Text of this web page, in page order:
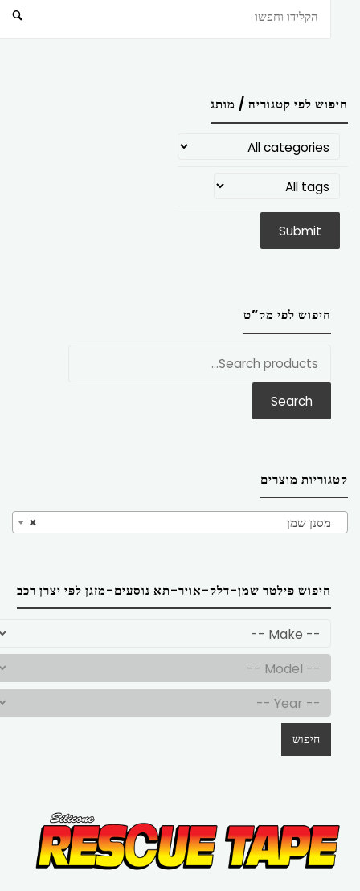
חיפוש לפי קטגוריה / מותג
חיפוש לפי מק”ט
Search
קטגוריות מוצרים
× מסנן שמן
חיפוש פילטר שמן-דלק-אויר-תא נוסעים-מזגן לפי יצרן רכב
חיפוש